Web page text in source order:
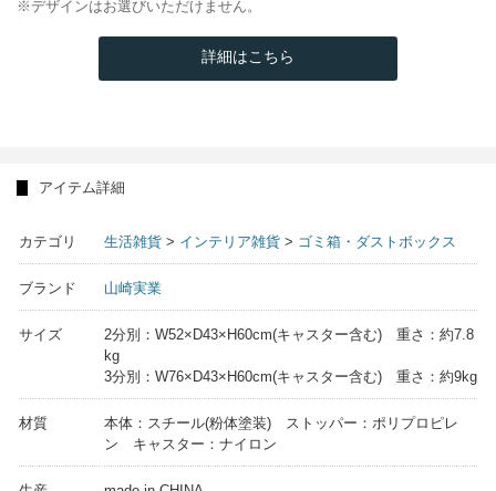
※デザインはお選びいただけません。
詳細はこちら
アイテム詳細
カテゴリ 生活雑貨 > インテリア雑貨 > ゴミ箱・ダストボックス
ブランド 山崎実業
サイズ
2分別：W52×D43×H60cm(キャスター含む) 重さ：約7.8
kg
3分別：W76×D43×H60cm(キャスター含む) 重さ：約9kg
材質
本体：スチール(粉体塗装) ストッパー：ポリプロピレ
ン キャスター：ナイロン